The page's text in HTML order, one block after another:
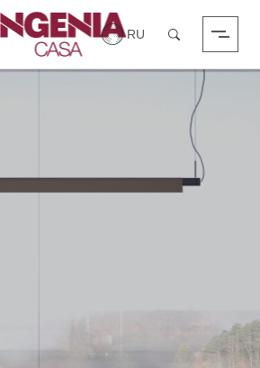
Поиск
в систему